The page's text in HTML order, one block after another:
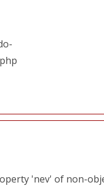
'nev' of non-